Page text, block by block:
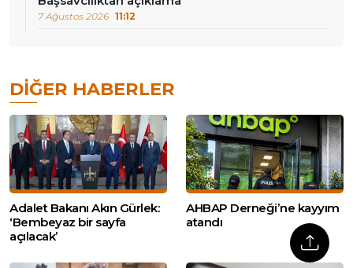
7 Ağustos 2026 11:12
DIĞER HABERLER
Adalet Bakanı Akın Gürlek:
‘Bembeyaz bir sayfa
açılacak’
AHBAP Derneği’ne kayyım
atandı